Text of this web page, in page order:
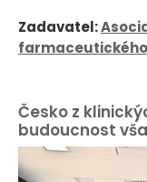
Zadavatel:
Česko z
budoucnost